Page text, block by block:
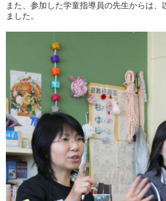
また、参加した学童指導員の先生からは
ました。